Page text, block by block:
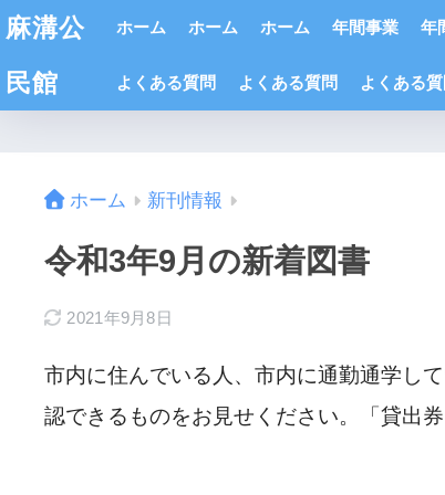
麻溝公
民館
ホーム ホーム ホーム 年間事業 年
よくある質問 よくある質問 よくある質
ホーム 新刊情報
令和3年9月の新着図書
2021年9月8日
市内に住んでいる人、市内に通勤通学し
認できるものをお見せください。「貸出